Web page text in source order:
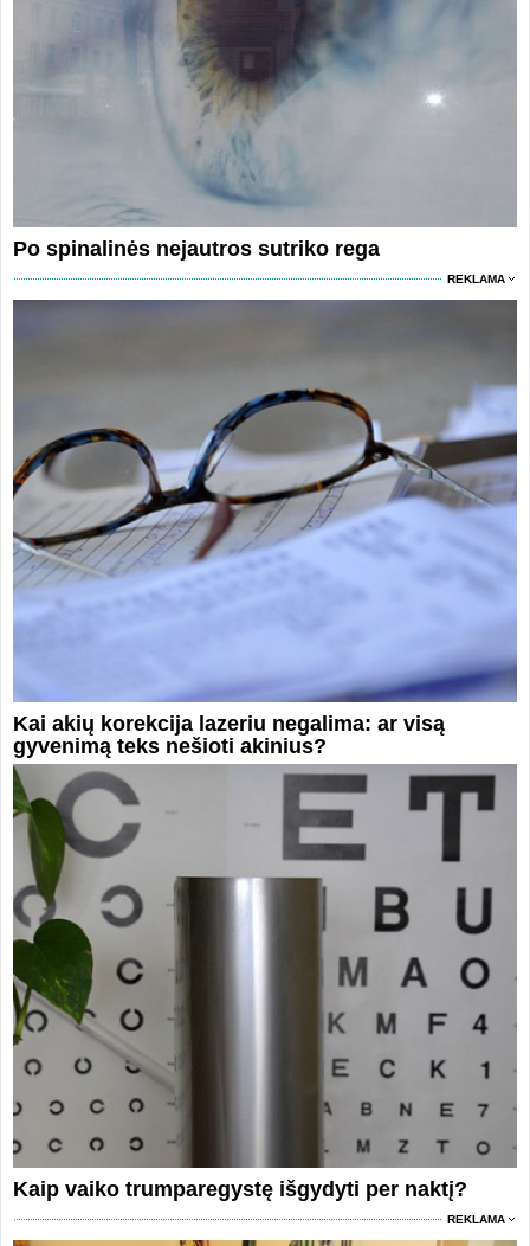
Po spinalinės nejautros sutriko rega
REKLAMA
Kai akių korekcija lazeriu negalima: ar visą
gyvenimą teks nešioti akinius?
Kaip vaiko trumparegystę išgydyti per naktį?
REKLAMA